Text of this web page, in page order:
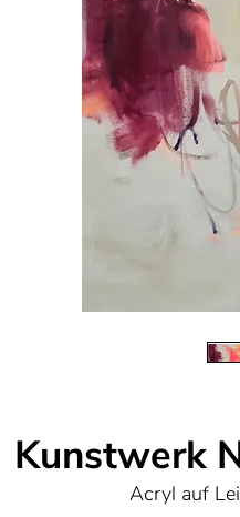
"Die Leinwand als
Kunstwerk
Acryl auf